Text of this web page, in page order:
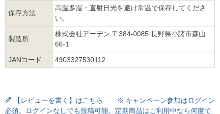
保存方法
高温多湿・直射日光を避け常温で保存してくださ
い。
製造所
株式会社アーデン 〒384-0085 長野県小諸市森山
66-1
JANコード
4903327530112
【レビューを書く】はこちら ※ キャンペーン参加はログイン
必須。ログインなしでも投稿可能。定期商品はご利用中なら何度で